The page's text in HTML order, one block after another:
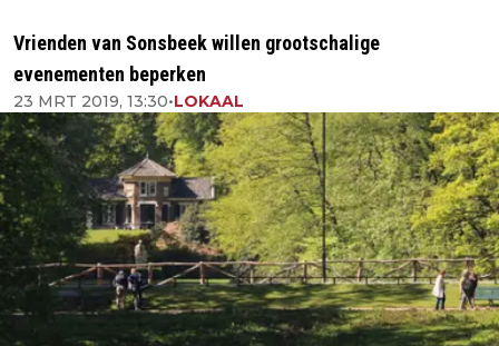
Vrienden van Sonsbeek willen grootschalige
evenementen beperken
23 MRT 2019, 13:30•LOKAAL